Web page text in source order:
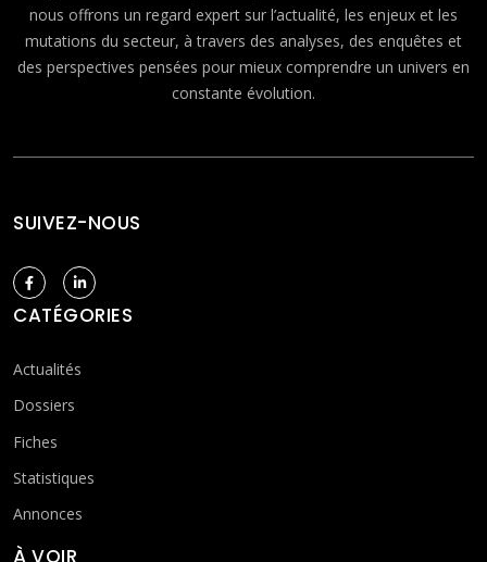
nous offrons un regard expert sur l’actualité, les enjeux et les
mutations du secteur, à travers des analyses, des enquêtes et
des perspectives pensées pour mieux comprendre un univers en
constante évolution.
SUIVEZ-NOUS
CATÉGORIES
Actualités
Dossiers
Fiches
Statistiques
Annonces
À VOIR